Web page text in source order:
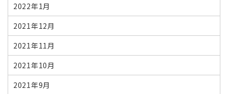
2022年1月
2021年12月
2021年11月
2021年10月
2021年9月